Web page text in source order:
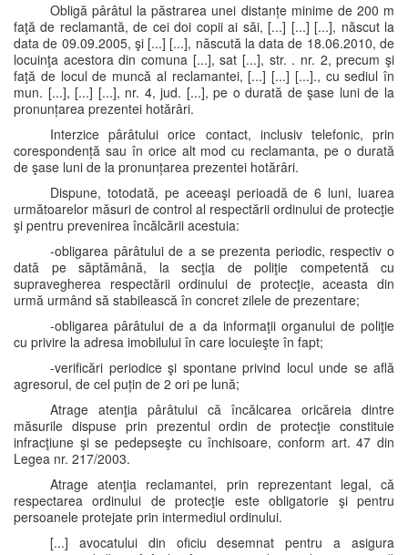
Obligă pârâtul la păstrarea unei distanțe minime de 200 m
faţă de reclamantă, de cei doi copii ai săi, [...] [...] [...], născut la
data de 09.09.2005, şi [...] [...], născută la data de 18.06.2010, de
locuinţa acestora din comuna [...], sat [...], str. . nr. 2, precum şi
faţă de locul de muncă al reclamantei, [...] [...] [...]., cu sediul în
mun. [...], [...] [...], nr. 4, jud. [...], pe o durată de şase luni de la
pronunțarea prezentei hotărâri.
Interzice pârâtului orice contact, inclusiv telefonic, prin
corespondență sau în orice alt mod cu reclamanta, pe o durată
de şase luni de la pronunțarea prezentei hotărâri.
Dispune, totodată, pe aceeaşi perioadă de 6 luni, luarea
următoarelor măsuri de control al respectării ordinului de protecţie
şi pentru prevenirea încălcării acestuia:
-obligarea pârâtului de a se prezenta periodic, respectiv o
dată pe săptămână, la secţia de poliţie competentă cu
supravegherea respectării ordinului de protecţie, aceasta din
urmă urmând să stabilească în concret zilele de prezentare;
-obligarea pârâtului de a da informaţii organului de poliţie
cu privire la adresa imobilului în care locuieşte în fapt;
-verificări periodice şi spontane privind locul unde se află
agresorul, de cel puțin de 2 ori pe lună;
Atrage atenţia pârâtului că încălcarea oricăreia dintre
măsurile dispuse prin prezentul ordin de protecţie constituie
infracţiune şi se pedepseşte cu închisoare, conform art. 47 din
Legea nr. 217/2003.
Atrage atenţia reclamantei, prin reprezentant legal, că
respectarea ordinului de protecţie este obligatorie şi pentru
persoanele protejate prin intermediul ordinului.
[...] avocatului din oficiu desemnat pentru a asigura